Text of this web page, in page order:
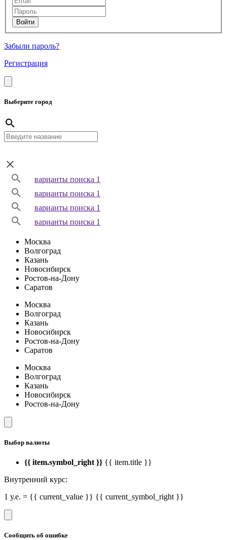
Забыли пароль?
Регистрация
Выберите город
варианты поиска 1
варианты поиска 1
варианты поиска 1
варианты поиска 1
Москва
Волгоград
Казань
Новосибирск
Ростов-на-Дону
Саратов
Москва
Волгоград
Казань
Новосибирск
Ростов-на-Дону
Саратов
Москва
Волгоград
Казань
Новосибирск
Ростов-на-Дону
Выбор валюты
{{ item.symbol_right }} {{ item.title }}
Внутренний курс:
1 у.е. = {{ current_value }} {{ current_symbol_right }}
Сообщить об ошибке